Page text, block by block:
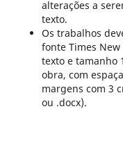
alterações a
texto.
Os trabalhos
fonte Times
texto e tamanho
obra, com
margens com 3
ou .docx).